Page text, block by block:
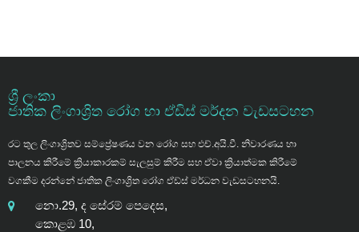
ශ්‍රී ලංකා
ජාතික ලිංගාශ්‍රිත රෝග හා ඒඩිස් මර්දන වැඩසටහන
රට තුල ලිංගාශ්‍රිතව සම්ප්‍රේෂණය වන රෝග සහ එච්.අයි.වී. නිවාරණය හා
පාලනය කිරීමේ ක්‍රියාකාරකම් සැලසුම් කිරීම සහ ඒවා ක්‍රියාත්මක කිරීමේ
වගකීම දරන්නේ ජාතික ලිංගාශ්‍රිත රෝග ඒඩ්ස් මර්ධන වැඩසටහනයි.
නො.29, ද සේරම් පෙදෙස,
කොළඹ 10,